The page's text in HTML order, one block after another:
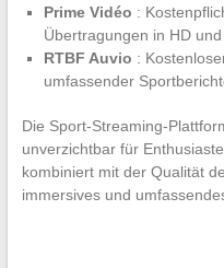
Prime Vidéo :
Übertragungen in HD und
RTBF Auvio :
umfassender
Die Sport-Streaming-
unverzichtbar für
kombiniert mit der Qualität
immersives und